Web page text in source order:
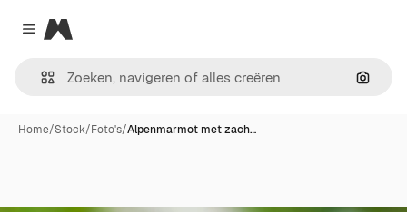
Close menu
Magnific
Home/Stock/Foto's/Alpenmarmot met zach…